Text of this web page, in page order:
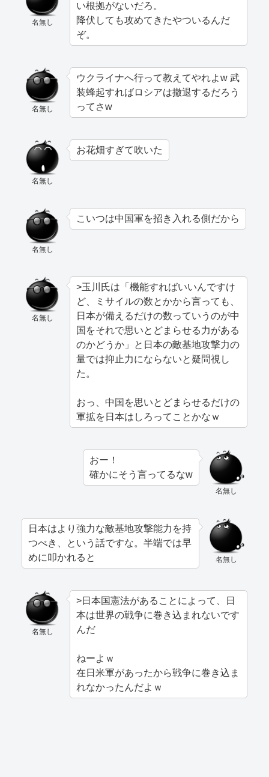
名無し
い根拠がないだろ。
降伏しても攻めてきたやついるんだ
ぞ。
名無し
ウクライナへ行って教えてやれよw 武
装蜂起すればロシアは撤退するだろう
ってさw
名無し
お花畑すぎて吹いた
名無し
こいつは中国軍を招き入れる側だから
名無し
>玉川氏は「機能すればいいんですけ
ど、ミサイルの数とかから言っても、
日本が備えるだけの数っていうのが中
国をそれで思いとどまらせる力がある
のかどうか」と日本の敵基地攻撃力の
量では抑止力にならないと疑問視し
た。
おっ、中国を思いとどまらせるだけの
軍拡を日本はしろってことかなｗ
名無し
おー！
確かにそう言ってるなw
名無し
日本はより強力な敵基地攻撃能力を持
つべき、という話ですな。半端では早
めに叩かれると
名無し
>日本国憲法があることによって、日
本は世界の戦争に巻き込まれないです
んだ
ねーよｗ
在日米軍があったから戦争に巻き込ま
れなかったんだよｗ